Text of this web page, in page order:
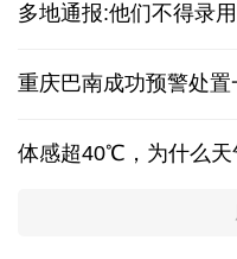
多地通报:他们不得录
重庆巴南成功预警处
体感超40℃，为什么天
服务实体经济 财政金融